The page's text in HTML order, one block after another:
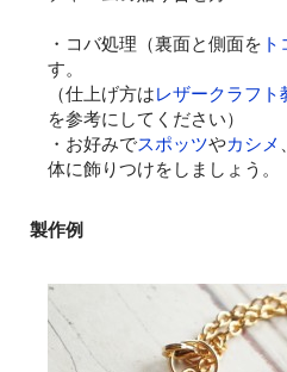
・コバ処理（裏面と側面を
す。
（仕上げ方はレザークラフト
を参考にしてください）
・お好みでスポッツやカシメ 、
体に飾りつけをしましょう。
製作例